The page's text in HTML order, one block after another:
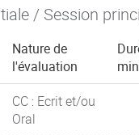
/ Session
Nature de
l'évaluation
CC : Ecrit et/ou
Oral